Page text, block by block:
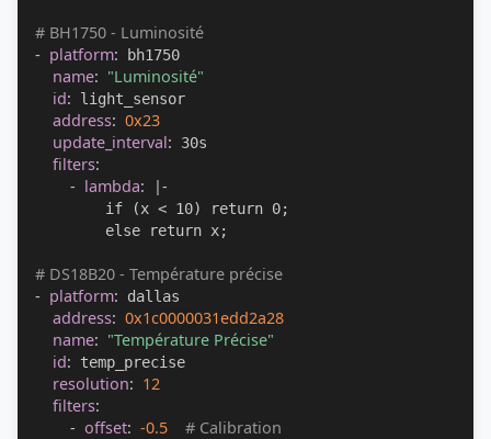
# BH1750 - Luminosité
- platform: bh1750
name: "Luminosité"
id: light_sensor
address: 0x23
update_interval: 30s
filters:
- lambda: |-
          if (x < 10) return 0;
          else return x;
# DS18B20 - Température précise
- platform: dallas
address: 0x1c0000031edd2a28
name: "Température Précise"
id: temp_precise
resolution: 12
filters:
- offset: -0.5 # Calibration